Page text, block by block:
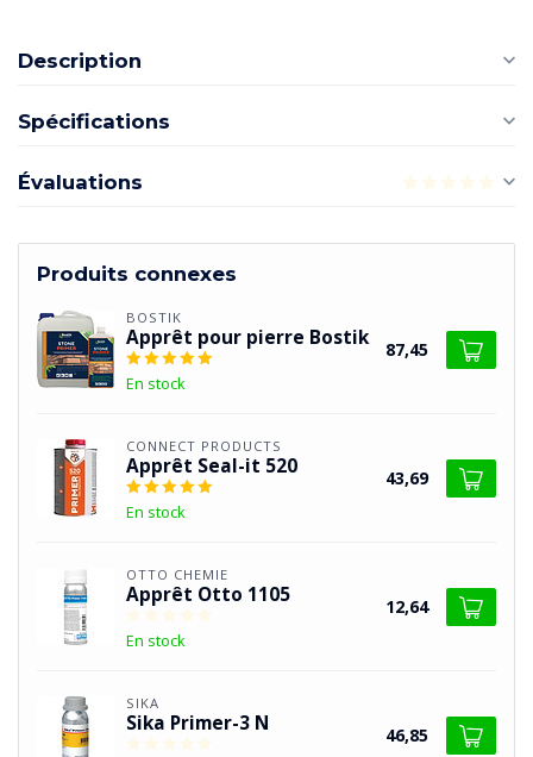
Description
Spécifications
Évaluations
Produits connexes
BOSTIK
Apprêt pour pierre Bostik
En stock
87,45
CONNECT PRODUCTS
Apprêt Seal-it 520
En stock
43,69
OTTO CHEMIE
Apprêt Otto 1105
En stock
12,64
SIKA
Sika Primer-3 N 46,85